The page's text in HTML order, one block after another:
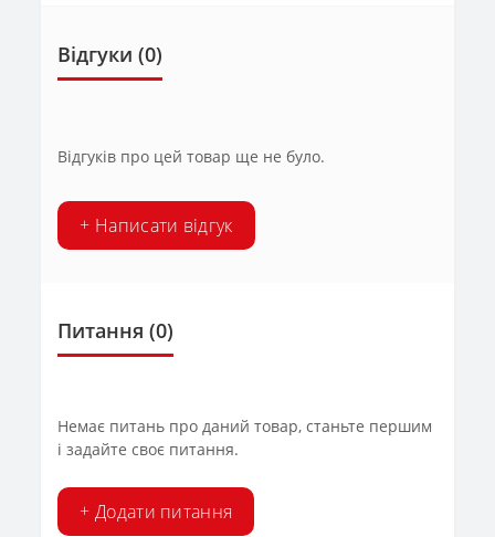
Відгуки (0)
Відгуків про цей товар ще не було.
+ Написати відгук
Питання (0)
Немає питань про даний товар, станьте першим
і задайте своє питання.
+ Додати питання